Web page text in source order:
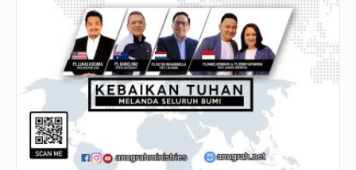
Kebaikan
Melanda
Seluruh
Bumi